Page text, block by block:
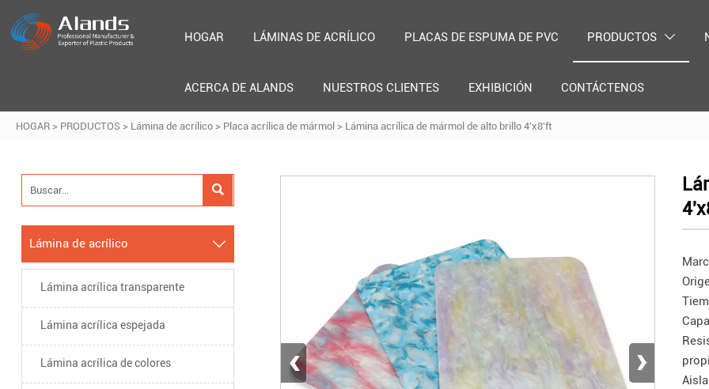
HOGAR LÁMINAS DE ACRÍLICO PLACAS DE ESPUMA DE PVC PRODUCTOS 
ACERCA DE ALANDS NUESTROS CLIENTES EXHIBICIÓN CONTÁCTENOS
HOGAR > PRODUCTOS > Lámina de acrílico > Placa acrílica de mármol > Lámina acrílica de mármol de alto brillo 4'x8'ft

Lámina de acrílico 
Lámina acrílica transparente
Lámina acrílica espejada
Lámina acrílica de colores ‹ ›